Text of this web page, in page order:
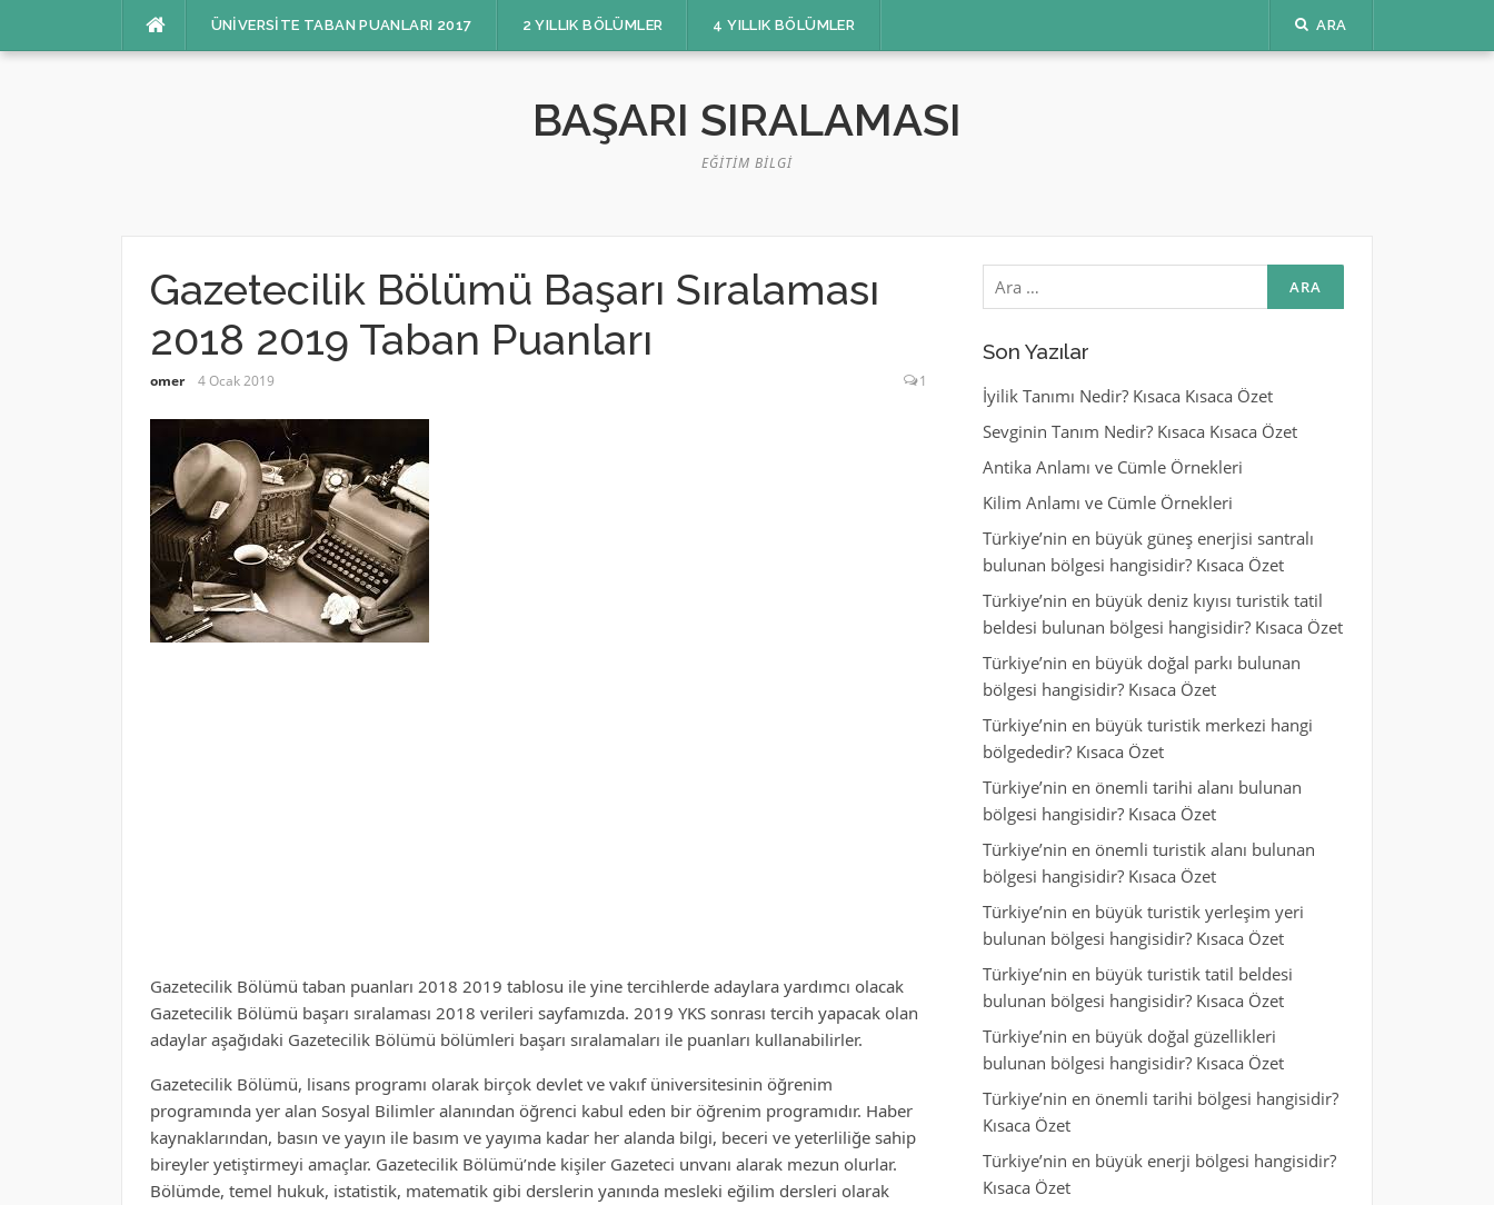
ÜNIVERSITE TABAN PUANLARI 2017 2 YILLIK BÖLÜMLER 4 YILLIK BÖLÜMLER ARA
BAŞARI SIRALAMASI
EĞITIM BILGI
Gazetecilik Bölümü Başarı Sıralaması
2018 2019 Taban Puanları
omer 4 Ocak 2019 1
Gazetecilik Bölümü taban puanları 2018 2019 tablosu ile yine tercihlerde adaylara yardımcı olacak
Gazetecilik Bölümü başarı sıralaması 2018 verileri sayfamızda. 2019 YKS sonrası tercih yapacak olan
adaylar aşağıdaki Gazetecilik Bölümü bölümleri başarı sıralamaları ile puanları kullanabilirler.
Gazetecilik Bölümü, lisans programı olarak birçok devlet ve vakıf üniversitesinin öğrenim
programında yer alan Sosyal Bilimler alanından öğrenci kabul eden bir öğrenim programıdır. Haber
kaynaklarından, basın ve yayın ile basım ve yayıma kadar her alanda bilgi, beceri ve yeterliliğe sahip
bireyler yetiştirmeyi amaçlar. Gazetecilik Bölümü’nde kişiler Gazeteci unvanı alarak mezun olurlar.
Bölümde, temel hukuk, istatistik, matematik gibi derslerin yanında mesleki eğilim dersleri olarak
Arama:
Son Yazılar
İyilik Tanımı Nedir? Kısaca Kısaca Özet
Sevginin Tanım Nedir? Kısaca Kısaca Özet
Antika Anlamı ve Cümle Örnekleri
Kilim Anlamı ve Cümle Örnekleri
Türkiye’nin en büyük güneş enerjisi santralı
bulunan bölgesi hangisidir? Kısaca Özet
Türkiye’nin en büyük deniz kıyısı turistik tatil
beldesi bulunan bölgesi hangisidir? Kısaca Özet
Türkiye’nin en büyük doğal parkı bulunan
bölgesi hangisidir? Kısaca Özet
Türkiye’nin en büyük turistik merkezi hangi
bölgededir? Kısaca Özet
Türkiye’nin en önemli tarihi alanı bulunan
bölgesi hangisidir? Kısaca Özet
Türkiye’nin en önemli turistik alanı bulunan
bölgesi hangisidir? Kısaca Özet
Türkiye’nin en büyük turistik yerleşim yeri
bulunan bölgesi hangisidir? Kısaca Özet
Türkiye’nin en büyük turistik tatil beldesi
bulunan bölgesi hangisidir? Kısaca Özet
Türkiye’nin en büyük doğal güzellikleri
bulunan bölgesi hangisidir? Kısaca Özet
Türkiye’nin en önemli tarihi bölgesi hangisidir?
Kısaca Özet
Türkiye’nin en büyük enerji bölgesi hangisidir?
Kısaca Özet